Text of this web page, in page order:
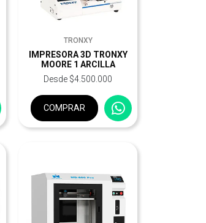
TRONXY
IMPRESORA 3D TRONXY
MOORE 1 ARCILLA
Desde $4.500.000
COMPRAR